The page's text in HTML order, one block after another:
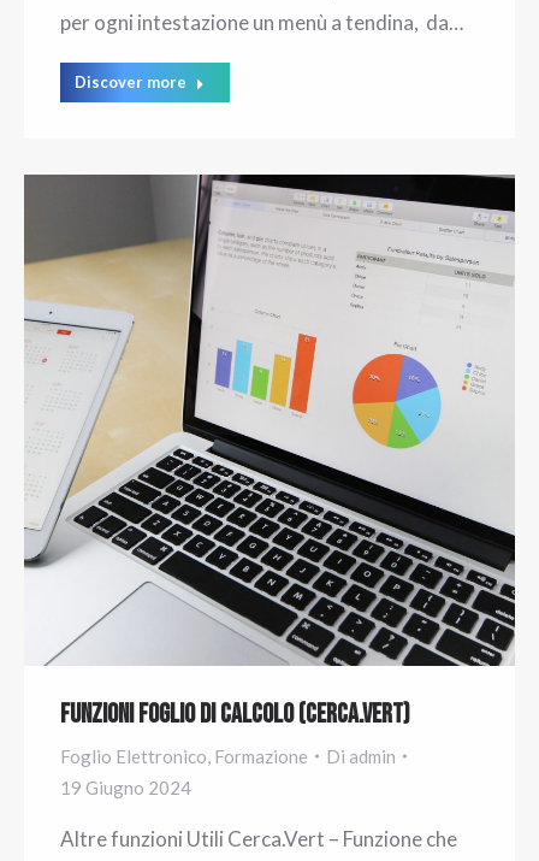
per ogni intestazione un menù a tendina, da…
Discover more
Funzioni Foglio di Calcolo (Cerca.Vert)
Foglio Elettronico, Formazione Di admin
19 Giugno 2024
Altre funzioni Utili Cerca.Vert – Funzione che